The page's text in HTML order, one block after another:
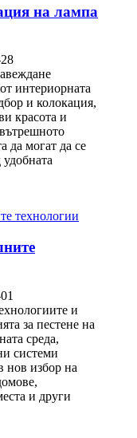
на лампа
интериорната
и колокация,
красота и
да могат да се
и
за пестене на
среда,
системи
нов избор на
и други